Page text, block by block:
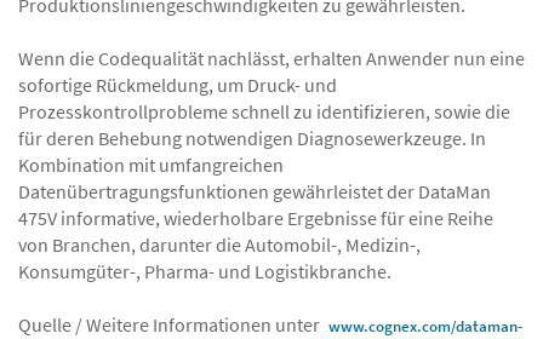
Produktionsliniengeschwindigkeiten zu gewährleisten.
Wenn die Codequalität nachlässt, erhalten Anwender nun eine
sofortige Rückmeldung, um Druck- und
Prozesskontrollprobleme schnell zu identifizieren, sowie die
für deren Behebung notwendigen Diagnosewerkzeuge. In
Kombination mit umfangreichen
Datenübertragungsfunktionen gewährleistet der DataMan
475V informative, wiederholbare Ergebnisse für eine Reihe
von Branchen, darunter die Automobil-, Medizin-,
Konsumgüter-, Pharma- und Logistikbranche.
Quelle / Weitere Informationen unter www.cognex.com/dataman-